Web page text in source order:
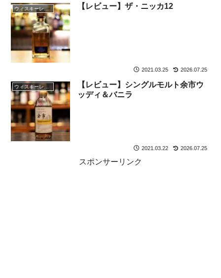
ウィスキーレビュー 【レビュー】ザ・ニッカ12
2021.03.25 2026.07.25
ウィスキーレビュー
【レビュー】シングルモルト余市ウ
ッディ＆バニラ
2021.03.22 2026.07.25
スポンサーリンク